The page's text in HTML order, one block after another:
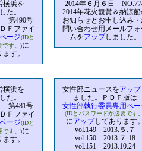
横浜を
た。
第490号
Ｆファイ
ージ(IDと
です。)に
す。
2014年６月６日
2014年花火観賞＆納涼船
お知らせとお申し込み・
問い合わせ用メールフォ
ムをアップしました。
横浜を
た。
第481号
Ｆファイ
ージ(IDと
です。)に
す。
女性部ニュースをアップ
ました。ＰＤＦ版は
女性部執行委員専用ペー
(IDとパスワードが必要です
にアップしてあります
vol.149 2013.５.７
vol.150 2013.７.18
vol.151 2013.10.24